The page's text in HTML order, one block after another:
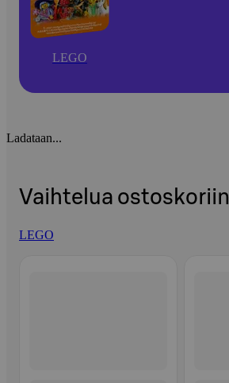
LEGO
Ladataan...
Vaihtelua ostoskoriin
LEGO